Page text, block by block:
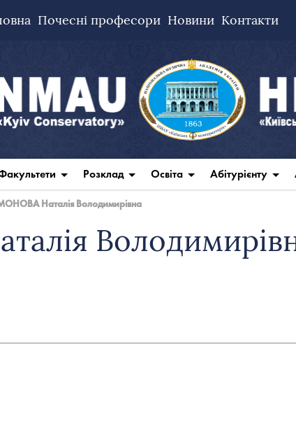
Почесні професори Новини Контакти
Розклад Освіта Абітурієнту
Наталія Володимирівна